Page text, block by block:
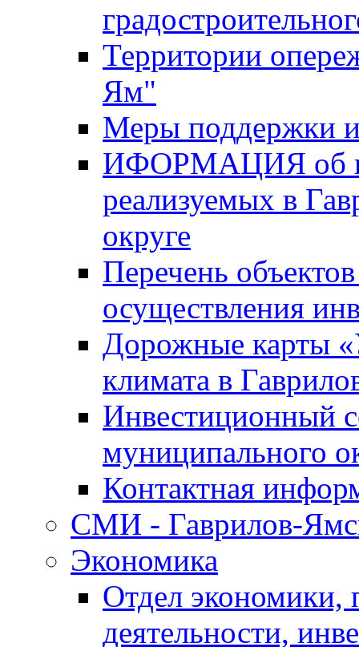
Территории
Ям"
Меры поддержки
ИФОРМАЦИЯ об
реализуемых в
округе
Перечень
осуществления
Дорожные карты
климата в
Инвестиционный
муниципального
Контактная
СМИ - Гаврилов-
Экономика
Отдел экономики,
деятельности,